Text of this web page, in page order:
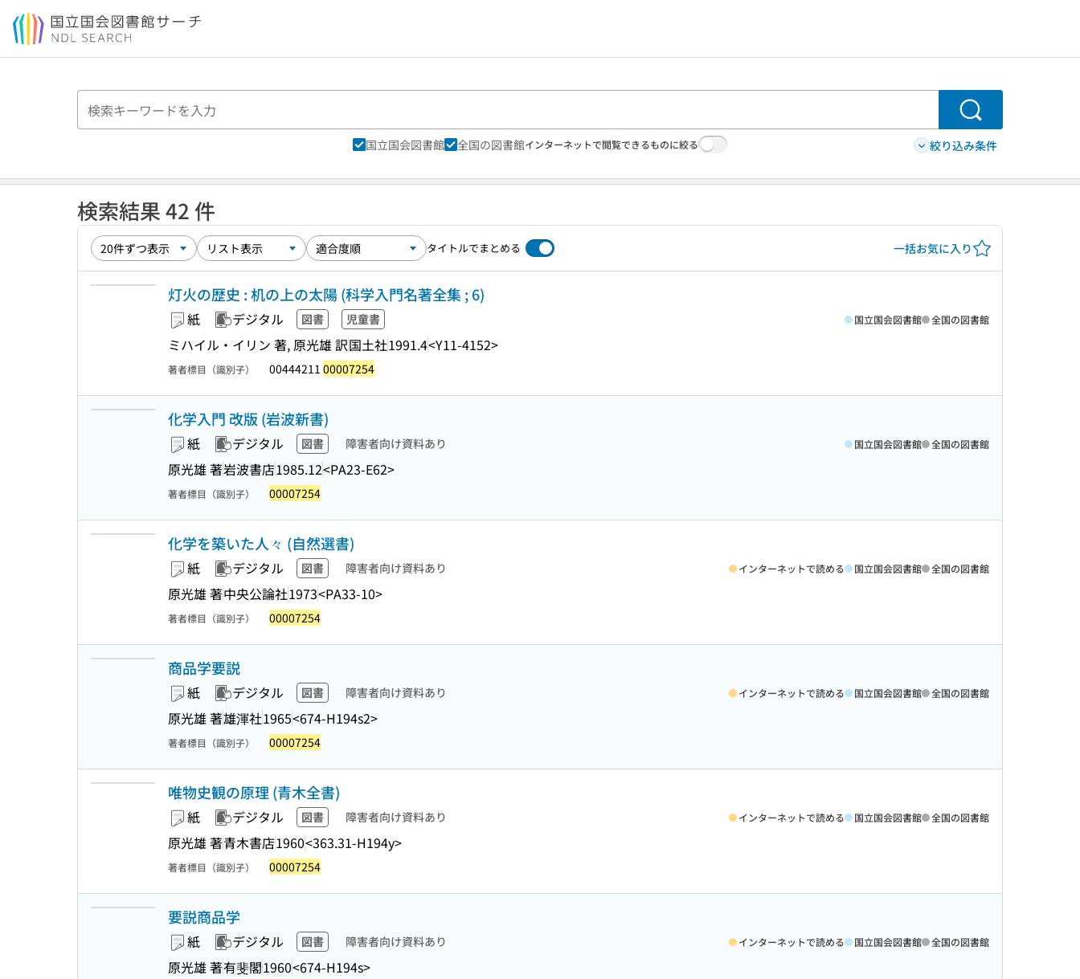
本文へ移動
検索
国立国会図書館 全国の図書館インターネットで閲覧できるものに絞る 絞り込み条件
検索結果 42 件
タイトルでまとめる 一括お気に入り
灯火の歴史 : 机の上の太陽 (科学入門名著全集 ; 6)
紙 デジタル 図書 児童書
ミハイル・イリン 著, 原光雄 訳国土社1991.4<Y11-4152>
国立国会図書館 全国の図書館
著者標目（識別子） 00444211 00007254
化学入門 改版 (岩波新書)
紙 デジタル 図書 障害者向け資料あり
原光雄 著岩波書店1985.12<PA23-E62>
国立国会図書館 全国の図書館
著者標目（識別子） 00007254
化学を築いた人々 (自然選書)
紙 デジタル 図書 障害者向け資料あり
原光雄 著中央公論社1973<PA33-10>
インターネットで読める 国立国会図書館 全国の図書館
著者標目（識別子） 00007254
商品学要説
紙 デジタル 図書 障害者向け資料あり
原光雄 著雄渾社1965<674-H194s2>
インターネットで読める 国立国会図書館 全国の図書館
著者標目（識別子） 00007254
唯物史観の原理 (青木全書)
紙 デジタル 図書 障害者向け資料あり
原光雄 著青木書店1960<363.31-H194y>
インターネットで読める 国立国会図書館 全国の図書館
著者標目（識別子） 00007254
要説商品学
紙 デジタル 図書 障害者向け資料あり
原光雄 著有斐閣1960<674-H194s>
インターネットで読める 国立国会図書館 全国の図書館